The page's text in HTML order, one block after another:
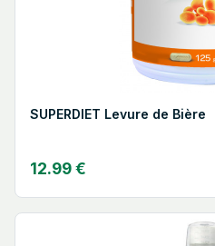
SUPERDIET Levure de Bière
12.99 €